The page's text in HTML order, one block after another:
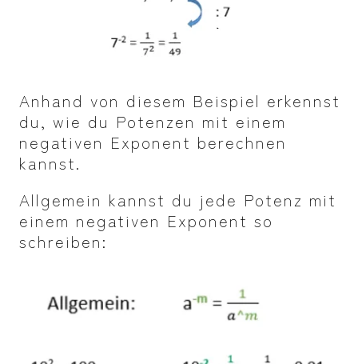
Anhand von diesem Beispiel erkennst
du, wie du Potenzen mit einem
negativen Exponent berechnen
kannst.
Allgemein kannst du jede Potenz mit
einem negativen Exponent so
schreiben: